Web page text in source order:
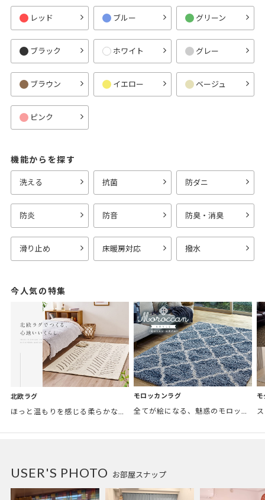
レッド ブルー グリーン
ブラック ホワイト グレー
ブラウン イエロー ベージュ
ピンク
機能からを探す
洗える 抗菌 防ダニ
防炎 防音 防臭・消臭
滑り止め 床暖房対応 撥水
今人気の特集
北欧ラグ モロッカンラグ
全てが絵になる、魅惑のモロッカンスタイル。トレンド感あふれるおしゃれな空間づくりに。
お部屋スナップ
USER'S PHOTO